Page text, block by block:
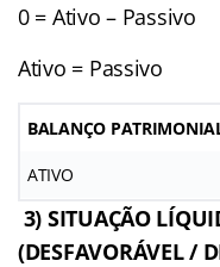
0 = Ativo – Passivo
Ativo = Passivo
BALANÇO
ATIVO
3) SITUAÇÃO
(DESFAVORÁVEL /